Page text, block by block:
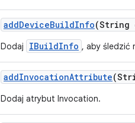
addDeviceBuildInfo(String
Dodaj IBuildInfo , aby śledzić
addInvocationAttribute
Dodaj atrybut Invocation.